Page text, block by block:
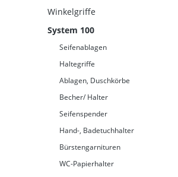
Winkelgriffe
System 100
Seifenablagen
Haltegriffe
Ablagen, Duschkörbe
Becher/ Halter
Seifenspender
Hand-, Badetuchhalter
Bürstengarnituren
WC-Papierhalter